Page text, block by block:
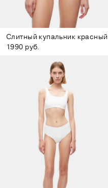
Слитный купальник красный
1990 руб.